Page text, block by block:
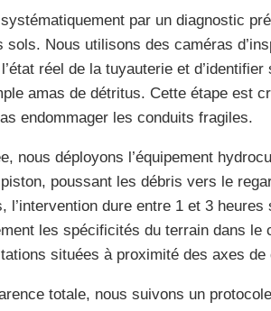
par un diagnostic
Nous utilisons des caméras
réel de la tuyauterie et d’identifier
amas de détritus. Cette étape est
endommager les conduits fragiles.
nous déployons l’équipement
poussant les débris vers le
l’intervention dure entre 1 et 3
les spécificités du terrain dans le
situées à proximité des axes
totale, nous suivons un